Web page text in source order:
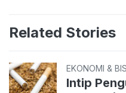
Related Stories
EKONOMI &
Intip